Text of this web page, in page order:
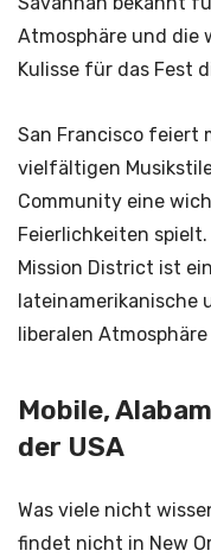
Atmosphäre und die
Kulisse für das Fest
San Francisco feiert
vielfältigen
Community eine
Feierlichkeiten
Mission District ist
lateinamerikanische
liberalen
Mobile,
der USA
Was viele nicht
findet nicht in New